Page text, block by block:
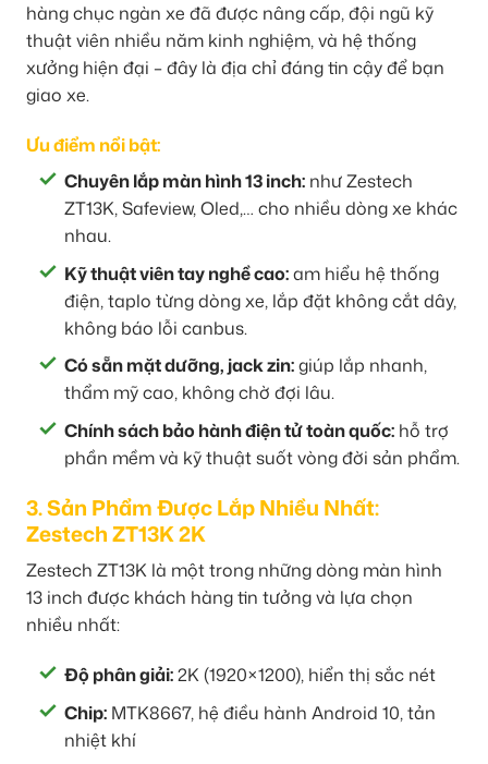
hàng chục ngàn xe đã được nâng cấp, đội ngũ kỹ
thuật viên nhiều năm kinh nghiệm, và hệ thống
xưởng hiện đại – đây là địa chỉ đáng tin cậy để bạn
giao xe.
Ưu điểm nổi bật:
Chuyên lắp màn hình 13 inch: như Zestech
ZT13K, Safeview, Oled,… cho nhiều dòng xe khác
nhau.
Kỹ thuật viên tay nghề cao:am hiểu hệ thống
điện, taplo từng dòng xe, lắp đặt không cắt dây,
không báo lỗi canbus.
Có sẵn mặt dưỡng, jack zin:giúp lắp nhanh,
thẩm mỹ cao, không chờ đợi lâu.
Chính sách bảo hành điện tử toàn quốc: hỗ trợ
phần mềm và kỹ thuật suốt vòng đời sản phẩm.
3. Sản Phẩm Được Lắp Nhiều Nhất:
Zestech ZT13K 2K
Zestech ZT13K là một trong những dòng màn hình
13 inch được khách hàng tin tưởng và lựa chọn
nhiều nhất:
Độ phân giải:2K (1920×1200), hiển thị sắc nét
Chip: MTK8667, hệ điều hành Android 10, tản
nhiệt khí